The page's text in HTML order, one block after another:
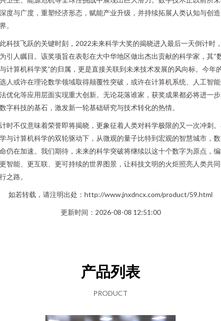
度与广度，重塑经济形态，赋能产业升级，并持续拓展人类认知与创
。
科技飞跃的关键时刻，2022未来科学大奖的揭晓进入最后一天倒计时
引人瞩目。该奖项旨在表彰在大中华地区做出杰出贡献的科学家，其“
计算机科学奖”的归属，更是直接关联到未来技术发展的风向标。今年
人或许在理论数学领域取得颠覆性突破，或许在计算机系统、人工智
优化等应用层面实现重大创新。无论花落谁家，获奖成果都必将进一
字科技的基石，激发新一轮基础研究与技术转化的热情。
时不仅意味着荣誉即将揭晓，更象征着人类对科学极限的又一次冲刺
与计算机科学的双轮驱动下，从微观的量子比特到宏观的智慧城市，
仍在加速。我们期待，未来的科学突破将继续以这十个数字为原点，
智能、更互联、更可持续的世界图景，让科技文明的火炬照亮人类共
之路。
如若转载，请注明出处：http://www.jnxdncx.com/product/59.html
更新时间：2026-08-08 12:51:00
产品列表
PRODUCT